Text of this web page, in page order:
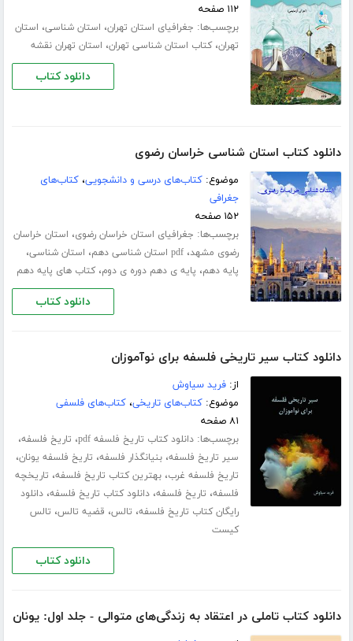
۱۱۲ صفحه
برچسب‌ها: جغرافیای استان تهران، استان شناسی، استان
تهران،کتاب استان شناسی تهران، استان تهران نقشه
دانلود کتاب
دانلود کتاب استان شناسی خراسان رضوی
موضوع:کتاب‌های درسی و دانشجویی،کتاب‌های
جغرافی
۱۵۲ صفحه
برچسب‌ها: جغرافیای استان خراسان رضوی، استان خراسان
رضوی مشهد،pdf استان شناسی دهم ، استان شناسی،
پایه دهم، پایه ی دهم دوره ی دوم،کتاب های پایه دهم
دانلود کتاب
دانلود کتاب سیر تاریخی فلسفه برای نوآموزان
از:فرید سیاوش
موضوع:کتاب‌های تاریخی،کتاب‌های فلسفی
۸۱ صفحه
برچسب‌ها:دانلود کتاب تاریخ فلسفه pdf ، تاریخ فلسفه،
سیر تاریخ فلسفه،بنیانگذار فلسفه، تاریخ فلسفه یونان،
تاریخ فلسفه غرب،بهترین کتاب تاریخ فلسفه، تاریخچه
فلسفه، تاریخ فلسفه،دانلود کتاب تاریخ فلسفه،دانلود
رایگان کتاب تاریخ فلسفه، تالس، قضیه تالس، تالس
کیست
دانلود کتاب
دانلود کتاب تاملی در اعتقاد به زندگی‌های متوالی - جلد اول: یونان